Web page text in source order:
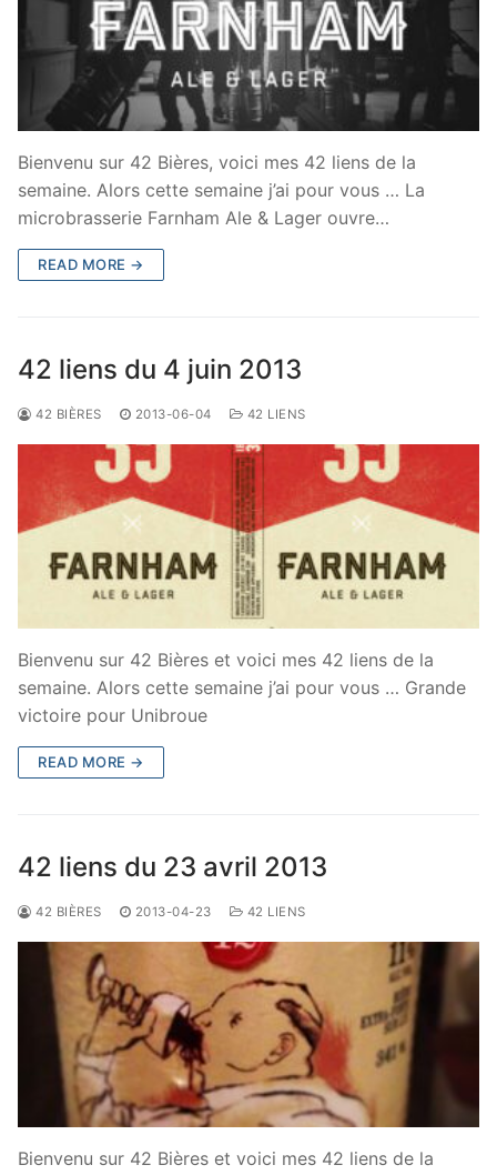
Bienvenu sur 42 Bières, voici mes 42 liens de la
semaine. Alors cette semaine j’ai pour vous … La
microbrasserie Farnham Ale & Lager ouvre…
READ MORE →
42 liens du 4 juin 2013
42 BIÈRES 2013-06-04 42 LIENS
Bienvenu sur 42 Bières et voici mes 42 liens de la
semaine. Alors cette semaine j’ai pour vous … Grande
victoire pour Unibroue
READ MORE →
42 liens du 23 avril 2013
42 BIÈRES 2013-04-23 42 LIENS
Bienvenu sur 42 Bières et voici mes 42 liens de la